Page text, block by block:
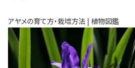
アヤメの育て方・栽培方法 | 植物図鑑